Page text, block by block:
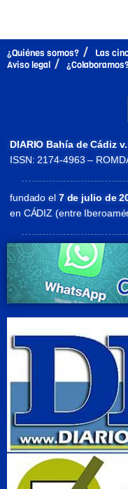
¿Quiénes somos? Las
Aviso legal
DIARIO Bahía de Cádiz
ISSN: 2174-4963 –
fundado el7 de julio de
en CÁDIZ (entre